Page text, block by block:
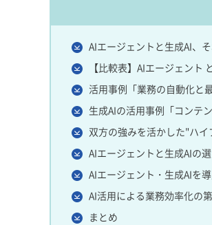
AIエージェントと生成AI、
【比較表】AIエージェント
活用事例「業務の自動化と
生成AIの活用事例「コンテ
双方の強みを活かした"ハ
AIエージェントと生成AIの
AIエージェント・生成AIを
AI活用による業務効率化の
まとめ